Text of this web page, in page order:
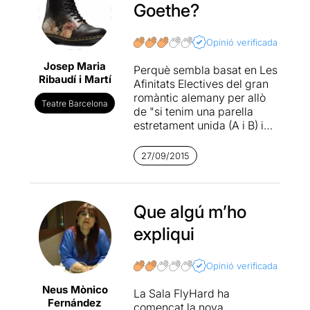
Amb unes bones
en escena original i solvent,
és una d'aquelles
històries que entretenen i fan
pensar. Un encert.
Més informació a Somnis
de teatre
Josep Maria
Ribaudí i Martí
Teatre Barcelona
Goethe?
Opinió verificada
Perquè sembla basat en Les
Afinitats Electives del gran
romàntic alemany per allò
de "si tenim una parella
estretament unida (A i B) i
comporta d'igual manera (C
i D), aleshores A es llençarà
sobre D i C sobre B".
però no ha acabat
d'arrodonir. Alguna cosa
grinyola; de vegades el
tots els caps estan ben
lligats. per culpa d'això les
actuacions se'n
ressenteixen. Tot i així l'obra
27/09/2015
Neus Mònico
Fernández
Que algú m’ho
expliqui
Opinió verificada
La Sala FlyHard ha
començat la nova